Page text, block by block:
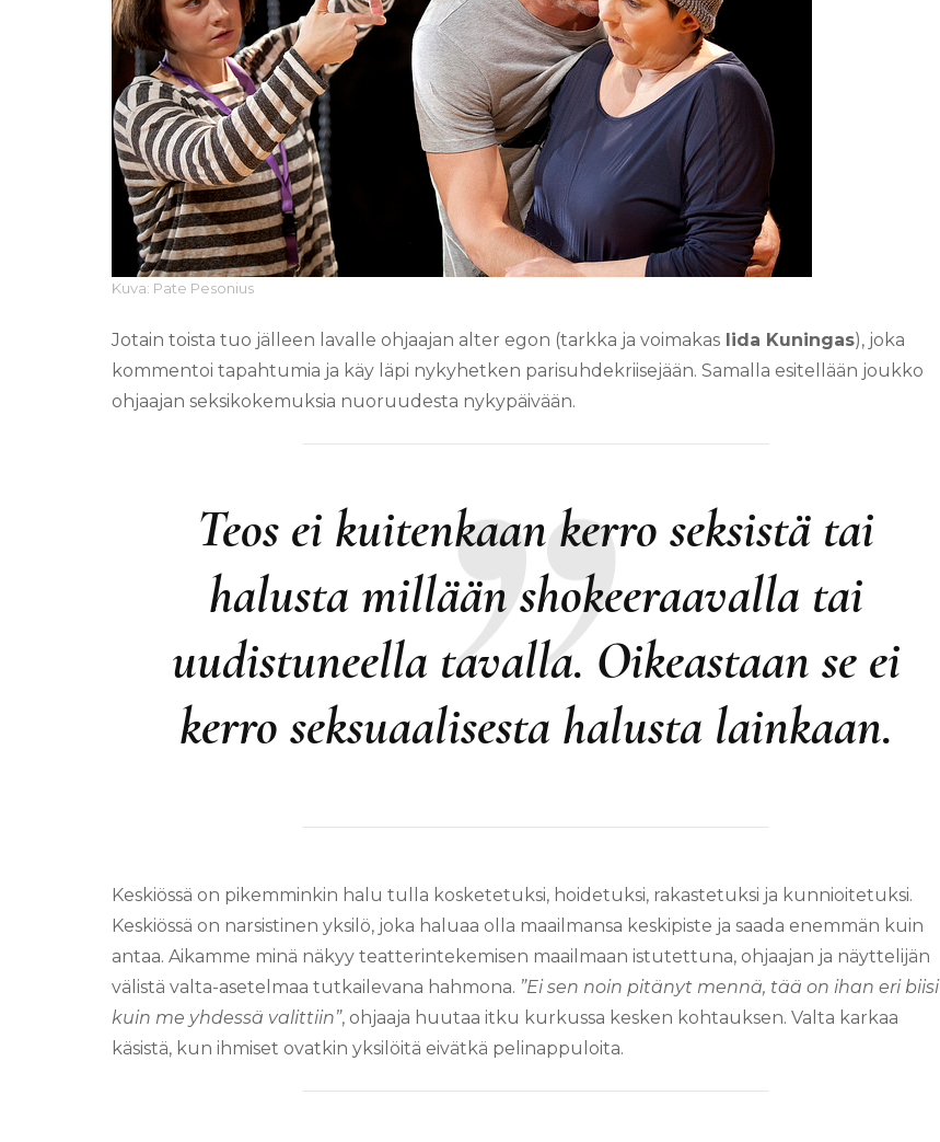
Kuva: Pate Pesonius
Jotain toista tuo jälleen lavalle ohjaajan alter egon (tarkka ja voimakas Iida Kuningas), joka
kommentoi tapahtumia ja käy läpi nykyhetken parisuhdekriisejään. Samalla esitellään joukko
ohjaajan seksikokemuksia nuoruudesta nykypäivään.
Teos ei kuitenkaan kerro seksistä tai
halusta millään shokeeraavalla tai
uudistuneella tavalla. Oikeastaan se ei
kerro seksuaalisesta halusta lainkaan.
Keskiössä on pikemminkin halu tulla kosketetuksi, hoidetuksi, rakastetuksi ja kunnioitetuksi.
Keskiössä on narsistinen yksilö, joka haluaa olla maailmansa keskipiste ja saada enemmän kuin
antaa. Aikamme minä näkyy teatterintekemisen maailmaan istutettuna, ohjaajan ja näyttelijän
välistä valta-asetelmaa tutkailevana hahmona. ”Ei sen noin pitänyt mennä, tää on ihan eri biisi
kuin me yhdessä valittiin”, ohjaaja huutaa itku kurkussa kesken kohtauksen. Valta karkaa
käsistä, kun ihmiset ovatkin yksilöitä eivätkä pelinappuloita.